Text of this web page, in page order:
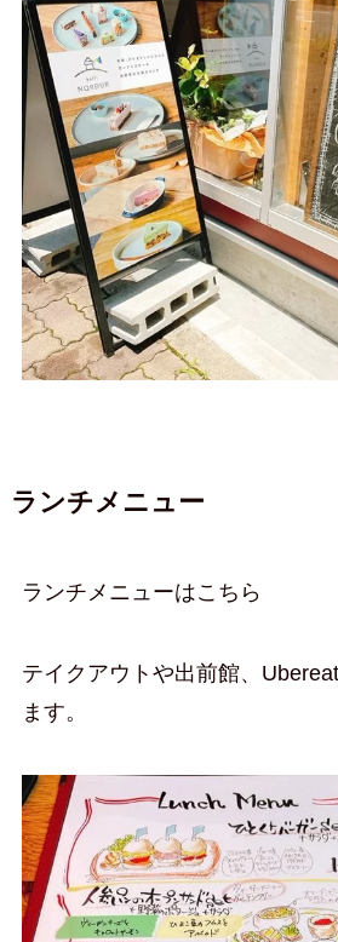
ランチメニュー
ランチメニューはこちら
テイクアウトや出前館、
ます。